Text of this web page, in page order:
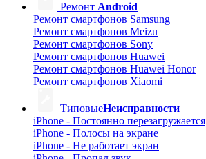
Ремонт Android
Ремонт смартфонов Samsung
Ремонт смартфонов Meizu
Ремонт смартфонов Sony
Ремонт смартфонов Huawei
Ремонт смартфонов Huawei Honor
Ремонт смартфонов Xiaomi
ТиповыеНеисправности
iPhone - Постоянно перезагружается
iPhone - Полосы на экране
iPhone - Не работает экран